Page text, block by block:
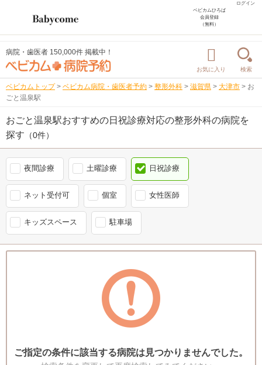
ログイン
ベビカムひろば
会員登録
（無料）
病院・歯医者 150,000件 掲載中！
お気に入り 検索
ベビカムトップ > ベビカム病院・歯医者予約 > 整形外科 > 滋賀県 > 大津市 > お
ごと温泉駅
おごと温泉駅おすすめの日祝診療対応の整形外科の病院を
探す （0件）
夜間診療 土曜診療 日祝診療
ネット受付可 個室 女性医師
キッズスペース 駐車場
ご指定の条件に該当する病院は見つかりませんでした。